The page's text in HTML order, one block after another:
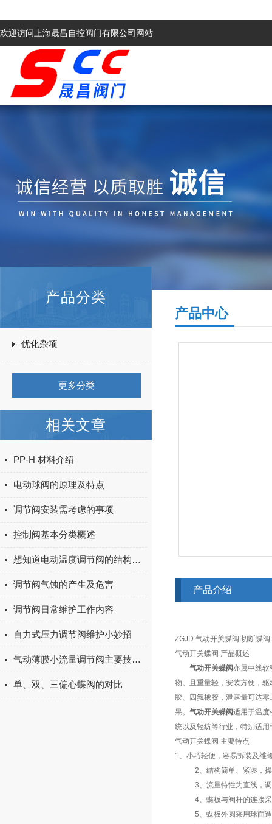
欢迎访问上海晟昌自控阀门有限公司网站
产品分类
优化杂项
更多分类
相关文章
PP-H 材料介绍
电动球阀的原理及特点
调节阀安装需考虑的事项
控制阀基本分类概述
想知道电动温度调节阀的结构与原理么？看完这些就行
调节阀气蚀的产生及危害
调节阀日常维护工作内容
自力式压力调节阀维护小妙招
气动薄膜小流量调节阀主要技术参数及材料
单、双、三偏心蝶阀的对比
产品中心
产品介绍
ZGJD 气动开关蝶阀|切断蝶阀
气动开关蝶阀 产品概述
气动开关蝶阀亦属中线软
物。且重量轻，安装方便，
胶、四氟橡胶，泄露量可达
果。 气动开关蝶阀适用于温
统以及轻纺等行业，特别适
气动开关蝶阀 主要特点
1、小巧轻便，容易拆装及维
2、结构简单、紧凑，操
3、流量特性为直线，调
4、蝶板与阀杆的连接采
5、蝶板外圆采用球面造型